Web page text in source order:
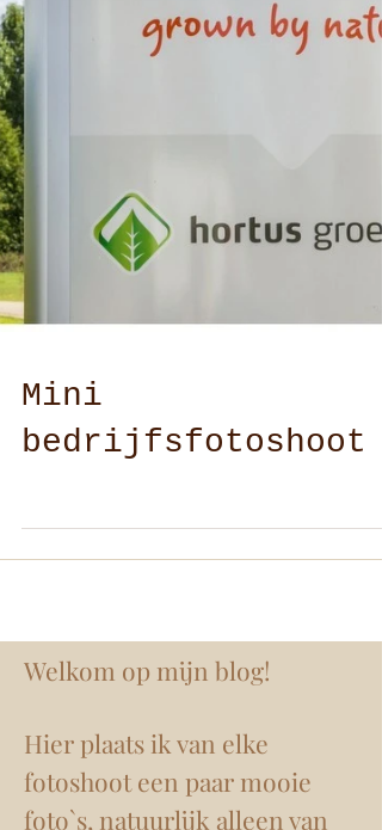
bedrijfsfotoshoot
Welkom op mijn blog!